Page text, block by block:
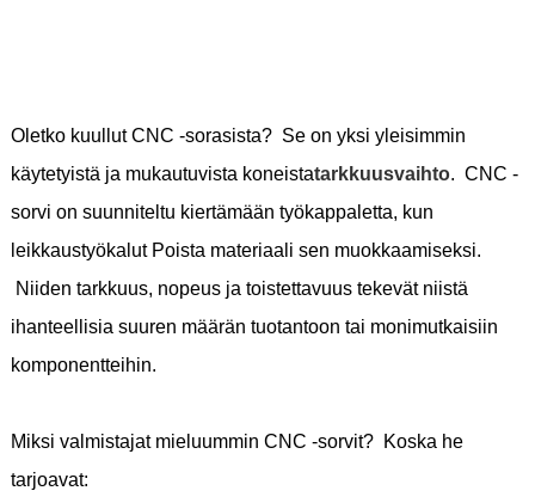
Oletko kuullut CNC -sorasista? Se on yksi yleisimmin
käytetyistä ja mukautuvista koneistatarkkuusvaihto. CNC -
sorvi on suunniteltu kiertämään työkappaletta, kun
leikkaustyökalut Poista materiaali sen muokkaamiseksi.
Niiden tarkkuus, nopeus ja toistettavuus tekevät niistä
ihanteellisia suuren määrän tuotantoon tai monimutkaisiin
komponentteihin.
Miksi valmistajat mieluummin CNC -sorvit? Koska he
tarjoavat: